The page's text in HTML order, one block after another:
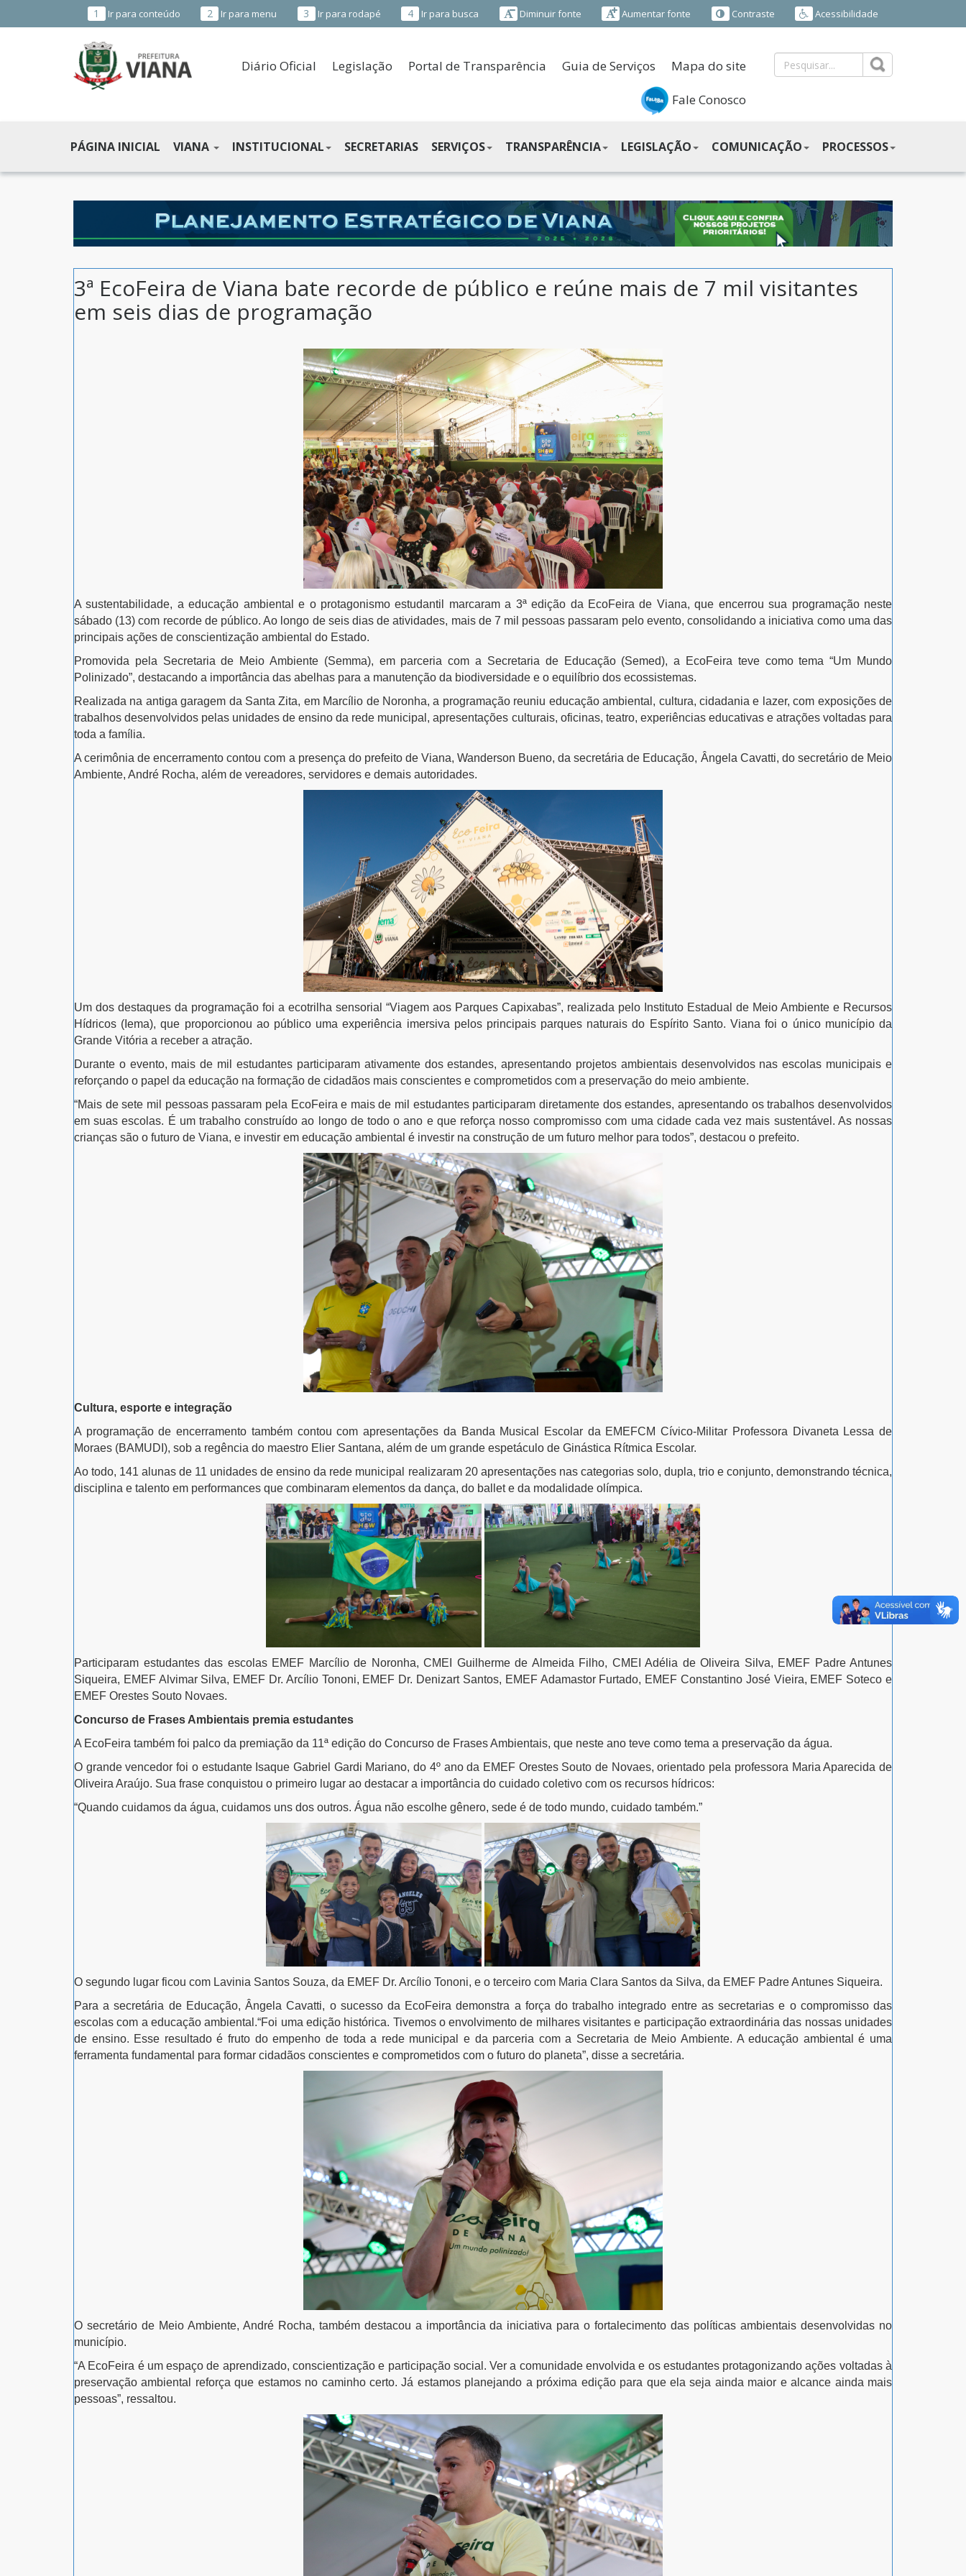
1 Ir para conteúdo 2 Ir para menu 3 Ir para rodapé 4 Ir para busca Diminuir fonte Aumentar fonte Contraste Acessibilidade
MUNICIPAL
DE
VIANA
ES
Diário Oficial Legislação Portal de Transparência Guia de Serviços Mapa do site
Fale Conosco
PÁGINA INICIAL VIANA INSTITUCIONAL SECRETARIAS SERVIÇOS TRANSPARÊNCIA LEGISLAÇÃO COMUNICAÇÃO PROCESSOS
3ª EcoFeira de Viana bate recorde de público e reúne mais de 7 mil visitantes
em seis dias de programação
A sustentabilidade, a educação ambiental e o protagonismo estudantil marcaram a 3ª edição da EcoFeira de Viana, que encerrou sua programação neste
sábado (13) com recorde de público. Ao longo de seis dias de atividades, mais de 7 mil pessoas passaram pelo evento, consolidando a iniciativa como uma das
principais ações de conscientização ambiental do Estado.
Promovida pela Secretaria de Meio Ambiente (Semma), em parceria com a Secretaria de Educação (Semed), a EcoFeira teve como tema “Um Mundo
Polinizado”, destacando a importância das abelhas para a manutenção da biodiversidade e o equilíbrio dos ecossistemas.
Realizada na antiga garagem da Santa Zita, em Marcílio de Noronha, a programação reuniu educação ambiental, cultura, cidadania e lazer, com exposições de
trabalhos desenvolvidos pelas unidades de ensino da rede municipal, apresentações culturais, oficinas, teatro, experiências educativas e atrações voltadas para
toda a família.
A cerimônia de encerramento contou com a presença do prefeito de Viana, Wanderson Bueno, da secretária de Educação, Ângela Cavatti, do secretário de Meio
Ambiente, André Rocha, além de vereadores, servidores e demais autoridades.
Um dos destaques da programação foi a ecotrilha sensorial “Viagem aos Parques Capixabas”, realizada pelo Instituto Estadual de Meio Ambiente e Recursos
Hídricos (Iema), que proporcionou ao público uma experiência imersiva pelos principais parques naturais do Espírito Santo. Viana foi o único município da
Grande Vitória a receber a atração.
Durante o evento, mais de mil estudantes participaram ativamente dos estandes, apresentando projetos ambientais desenvolvidos nas escolas municipais e
reforçando o papel da educação na formação de cidadãos mais conscientes e comprometidos com a preservação do meio ambiente.
“Mais de sete mil pessoas passaram pela EcoFeira e mais de mil estudantes participaram diretamente dos estandes, apresentando os trabalhos desenvolvidos
em suas escolas. É um trabalho construído ao longo de todo o ano e que reforça nosso compromisso com uma cidade cada vez mais sustentável. As nossas
crianças são o futuro de Viana, e investir em educação ambiental é investir na construção de um futuro melhor para todos”, destacou o prefeito.
Cultura, esporte e integração
A programação de encerramento também contou com apresentações da Banda Musical Escolar da EMEFCM Cívico-Militar Professora Divaneta Lessa de
Moraes (BAMUDI), sob a regência do maestro Elier Santana, além de um grande espetáculo de Ginástica Rítmica Escolar.
Ao todo, 141 alunas de 11 unidades de ensino da rede municipal realizaram 20 apresentações nas categorias solo, dupla, trio e conjunto, demonstrando técnica,
disciplina e talento em performances que combinaram elementos da dança, do ballet e da modalidade olímpica.
Participaram estudantes das escolas EMEF Marcílio de Noronha, CMEI Guilherme de Almeida Filho, CMEI Adélia de Oliveira Silva, EMEF Padre Antunes
Siqueira, EMEF Alvimar Silva, EMEF Dr. Arcílio Tononi, EMEF Dr. Denizart Santos, EMEF Adamastor Furtado, EMEF Constantino José Vieira, EMEF Soteco e
EMEF Orestes Souto Novaes.
Concurso de Frases Ambientais premia estudantes
A EcoFeira também foi palco da premiação da 11ª edição do Concurso de Frases Ambientais, que neste ano teve como tema a preservação da água.
O grande vencedor foi o estudante Isaque Gabriel Gardi Mariano, do 4º ano da EMEF Orestes Souto de Novaes, orientado pela professora Maria Aparecida de
Oliveira Araújo. Sua frase conquistou o primeiro lugar ao destacar a importância do cuidado coletivo com os recursos hídricos:
“Quando cuidamos da água, cuidamos uns dos outros. Água não escolhe gênero, sede é de todo mundo, cuidado também.”
O segundo lugar ficou com Lavinia Santos Souza, da EMEF Dr. Arcílio Tononi, e o terceiro com Maria Clara Santos da Silva, da EMEF Padre Antunes Siqueira.
Para a secretária de Educação, Ângela Cavatti, o sucesso da EcoFeira demonstra a força do trabalho integrado entre as secretarias e o compromisso das
escolas com a educação ambiental.“Foi uma edição histórica. Tivemos o envolvimento de milhares visitantes e participação extraordinária das nossas unidades
de ensino. Esse resultado é fruto do empenho de toda a rede municipal e da parceria com a Secretaria de Meio Ambiente. A educação ambiental é uma
ferramenta fundamental para formar cidadãos conscientes e comprometidos com o futuro do planeta”, disse a secretária.
O secretário de Meio Ambiente, André Rocha, também destacou a importância da iniciativa para o fortalecimento das políticas ambientais desenvolvidas no
município.
“A EcoFeira é um espaço de aprendizado, conscientização e participação social. Ver a comunidade envolvida e os estudantes protagonizando ações voltadas à
preservação ambiental reforça que estamos no caminho certo. Já estamos planejando a próxima edição para que ela seja ainda maior e alcance ainda mais
pessoas”, ressaltou.